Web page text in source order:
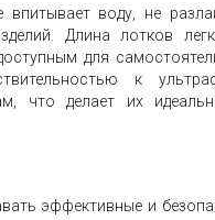
воду, не
Длина лотков
для
к
что делает их
эффективные и